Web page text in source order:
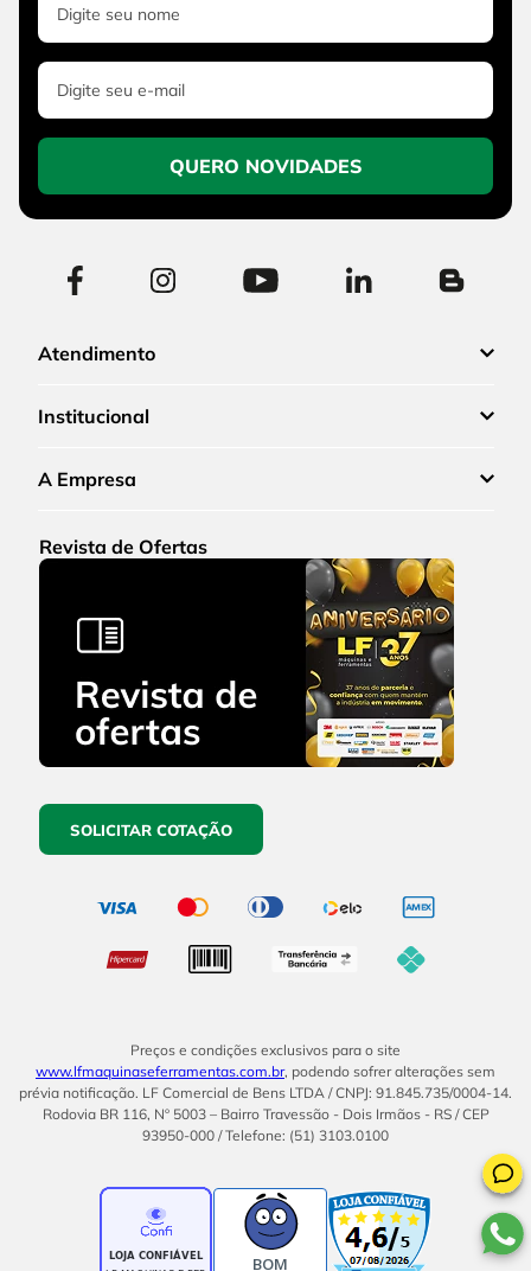
QUERO NOVIDADES
Atendimento
Institucional
A Empresa
Revista de Ofertas
SOLICITAR COTAÇÃO
Preços e condições exclusivos para o site
www.lfmaquinaseferramentas.com.br, podendo sofrer alterações sem
prévia notificação. LF Comercial de Bens LTDA / CNPJ: 91.845.735/0004-14.
Rodovia BR 116, Nº 5003 – Bairro Travessão - Dois Irmãos - RS / CEP
93950-000 / Telefone: (51) 3103.0100
BOM